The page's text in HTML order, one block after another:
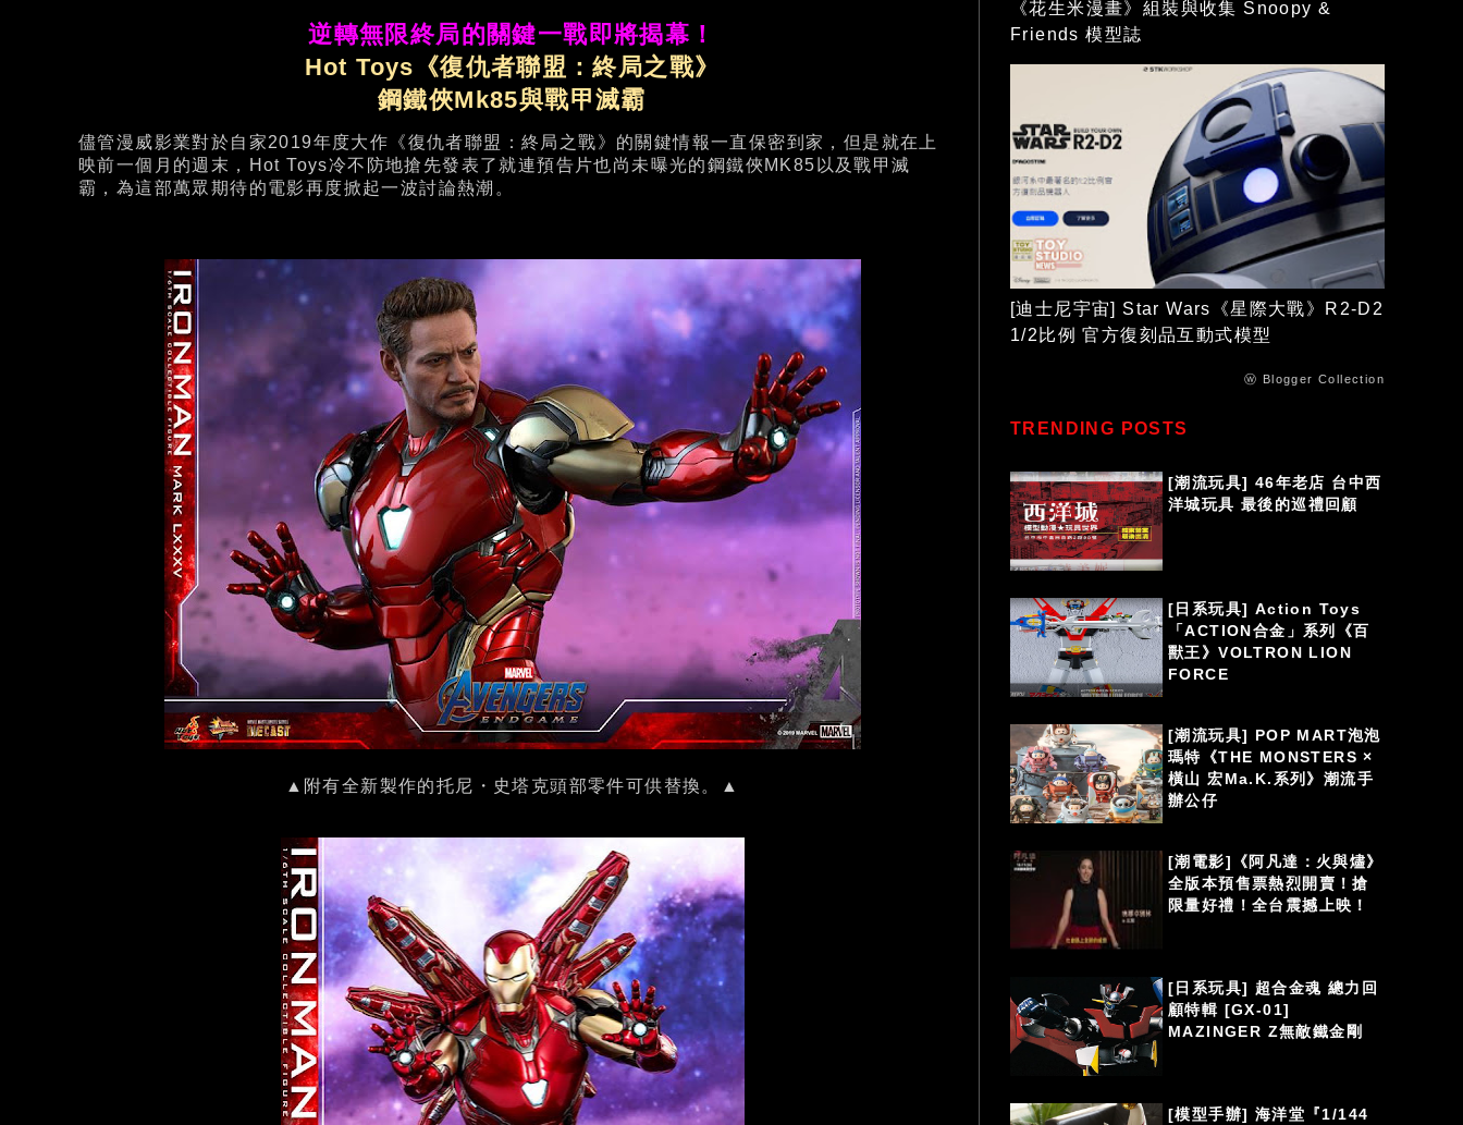
逆轉無限終局的關鍵一戰即將揭幕！
Hot Toys《復仇者聯盟：終局之戰》
鋼鐵俠Mk85與戰甲滅霸
儘管漫威影業對於自家2019年度大作《復仇者聯盟：終局之戰》的關鍵情報一直保密到家，但是就在上
映前一個月的週末，Hot Toys冷不防地搶先發表了就連預告片也尚未曝光的鋼鐵俠MK85以及戰甲滅
霸，為這部萬眾期待的電影再度掀起一波討論熱潮。
▲附有全新製作的托尼・史塔克頭部零件可供替換。▲
《花生米漫畫》組裝與收集 Snoopy &
Friends 模型誌
[迪士尼宇宙] Star Wars《星際大戰》R2-D2
1/2比例 官方復刻品互動式模型
ⓦ Blogger Collection
TRENDING POSTS
[潮流玩具] 46年老店 台中西
洋城玩具 最後的巡禮回顧
[日系玩具] Action Toys
「ACTION合金」系列《百
獸王》VOLTRON LION
FORCE
[潮流玩具] POP MART泡泡
瑪特《THE MONSTERS ×
橫山 宏Ma.K.系列》潮流手
辦公仔
[潮電影]《阿凡達：火與燼》
全版本預售票熱烈開賣！搶
限量好禮！全台震撼上映！
[日系玩具] 超合金魂 總力回
顧特輯 [GX-01]
MAZINGER Z無敵鐵金剛
[模型手辦] 海洋堂『1/144